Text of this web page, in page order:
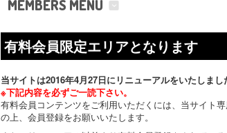
MEMBERS MENU
有料会員限定エリアとなります
当サイトは2016年4月27日にリニューアルをいたしまし
※下記内容を必ずご一読下さい。
有料会員コンテンツをご利用いただくには、当サイト
の上、会員登録をお願いいたします。